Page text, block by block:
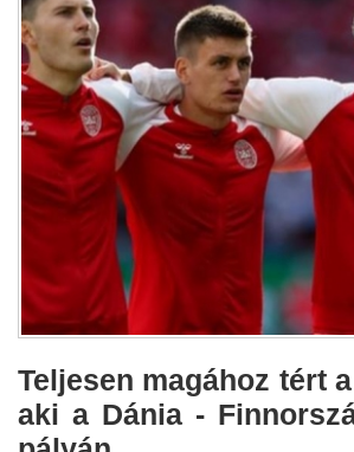
Teljesen magához tért
aki a Dánia -